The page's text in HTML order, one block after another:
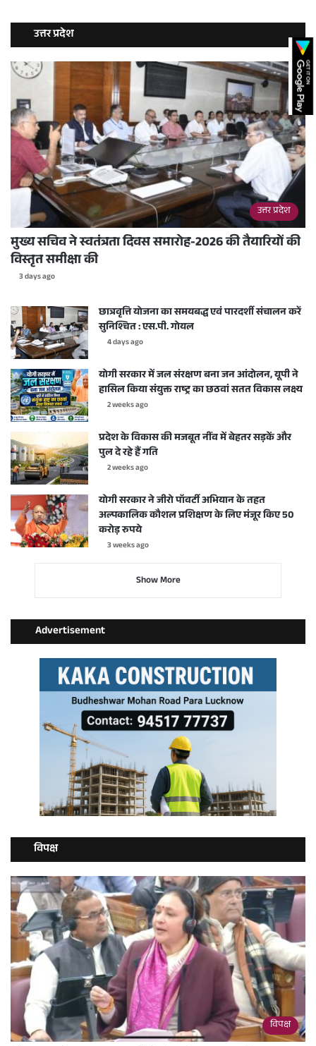
उत्तर प्रदेश
उत्तर प्रदेश
मुख्य सचिव ने स्वतंत्रता दिवस समारोह-2026 की तैयारियों की
विस्तृत समीक्षा की
3 days ago
छात्रवृत्ति योजना का समयबद्ध एवं पारदर्शी संचालन करें
सुनिश्चित : एस.पी. गोयल
4 days ago
योगी सरकार में जल संरक्षण बना जन आंदोलन, यूपी ने
हासिल किया संयुक्त राष्ट्र का छठवां सतत विकास लक्ष्य
2 weeks ago
प्रदेश के विकास की मजबूत नींव में बेहतर सड़कें और
पुल दे रहे हैं गति
2 weeks ago
योगी सरकार ने जीरो पॉवर्टी अभियान के तहत
अल्पकालिक कौशल प्रशिक्षण के लिए मंजूर किए 50
करोड़ रुपये
3 weeks ago
Show More
Advertisement
विपक्ष
विपक्ष